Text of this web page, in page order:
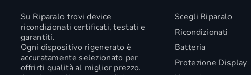
Su Riparalo trovi device
ricondizionati certificati, testati e
garantiti.
Ogni dispositivo rigenerato è
accuratamente selezionato per
offrirti qualità al miglior prezzo.
Scegli Riparalo
Ricondizionati
Batteria
Protezione Display